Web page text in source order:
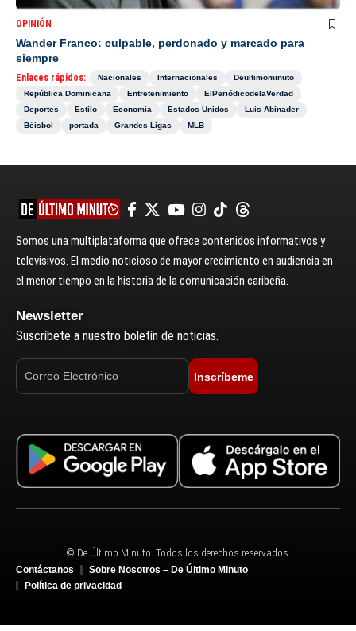
OPINIÓN
Wander Franco: culpable, perdonado y marcado para
siempre
Enlaces rápidos: Nacionales Internacionales
Deultimominuto
República Dominicana
Entretenimiento
ElPeriódicodelaVerdad
Deportes
Estilo Economía Estados Unidos
Luis Abinader
Béisbol
portada Grandes Ligas MLB
Somos una multiplataforma que ofrece contenidos informativos y
televisivos. El medio noticioso de mayor crecimiento en audiencia en
el menor tiempo en la historia de la comunicación caribeña.
Newsletter
Suscríbete a nuestro boletín de noticias.
Inscríbeme
© De Último Minuto. Todos los derechos reservados.
Contáctanos
Sobre Nosotros – De Último Minuto
Política de privacidad